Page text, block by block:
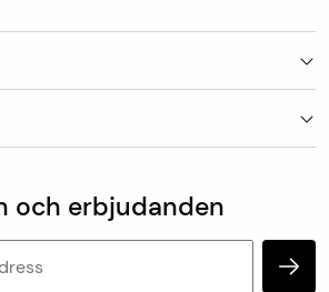
cookies
och erbjudanden